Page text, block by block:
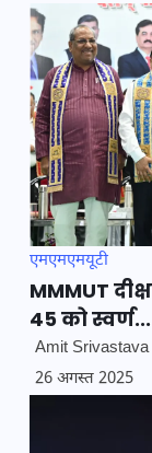
एमएमएमयूटी
MMMUT
45 को स्वर्ण...
Amit Srivastava
26 अगस्त 2025